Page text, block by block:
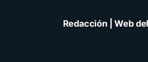
Redacción | Web